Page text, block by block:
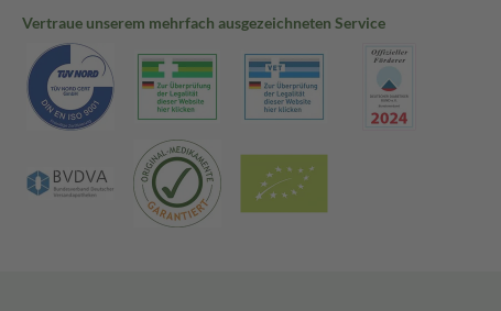
Vertraue unserem mehrfach ausgezeichneten Service